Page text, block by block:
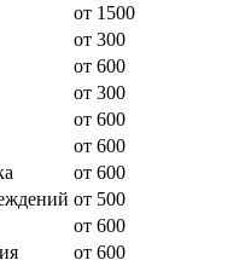
от 1500
от 300
от 600
от 300
от 600
от 600
от 600
от 500
от 600
от 600